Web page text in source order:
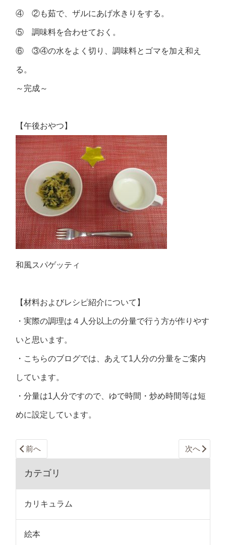
④ ②も茹で、ザルにあげ水きりをする。
⑤ 調味料を合わせておく。
⑥ ③④の水をよく切り、調味料とゴマを加え和え
る。
～完成～
【午後おやつ】
和風スパゲッティ
【材料およびレシピ紹介について】
・実際の調理は４人分以上の分量で行う方が作りやす
いと思います。
・こちらのブログでは、あえて1人分の分量をご案内
しています。
・分量は1人分ですので、ゆで時間・炒め時間等は短
めに設定しています。
前へ 次へ
カテゴリ
カリキュラム
絵本